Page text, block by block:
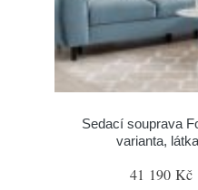
Sedací souprava
varianta,
41 190 Kč